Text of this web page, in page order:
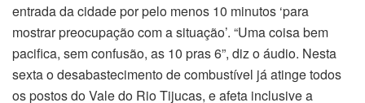
entrada da cidade por pelo menos 10 minutos ‘para
mostrar preocupação com a situação’. “Uma coisa bem
pacifica, sem confusão, as 10 pras 6”, diz o áudio. Nesta
sexta o desabastecimento de combustível já atinge todos
os postos do Vale do Rio Tijucas, e afeta inclusive a